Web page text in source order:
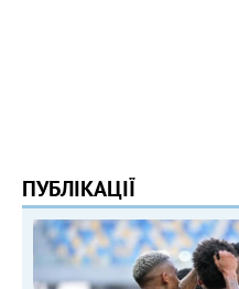
ПУБЛІКАЦІЇ